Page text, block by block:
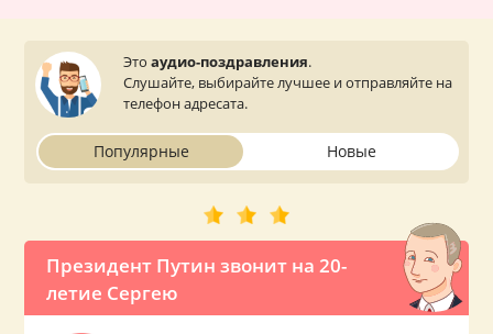
самых заказываемых именных поздравлений. Они
лично обращаются к каждому мужчине и оставляют
очень приятное впечатление. Просто выберите
и звонок от президента поступит на телефон вашему
близкому или знакомому Сергею.
Этоаудио-поздравления.
Слушайте, выбирайте лучшее и отправляйте на
телефон адресата.
Популярные Новые
Президент Путин звонит на 20-
летие Сергею